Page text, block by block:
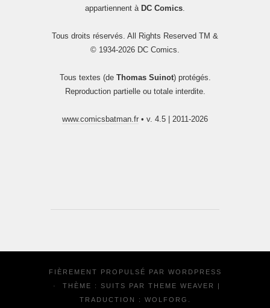
appartiennent à DC Comics.
Tous droits réservés. All Rights Reserved TM &
© 1934-2026 DC Comics.
Tous textes (de Thomas Suinot) protégés.
Reproduction partielle ou totale interdite.
www.comicsbatman.fr • v. 4.5 | 2011-2026
FIÈREMENT PROPULSÉ PAR WORDPRESS
·
THÈME : SUITS PAR THEME WEAVER
TRADUCTION : WOLFORG